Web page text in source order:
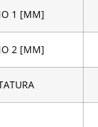
1 [MM]
2 [MM]